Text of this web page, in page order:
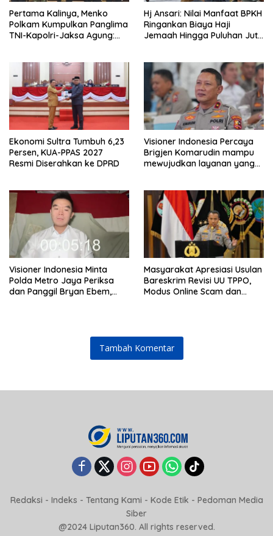
Pertama Kalinya, Menko
Polkam Kumpulkan Panglima
TNI-Kapolri-Jaksa Agung:
Hj Ansari: Nilai Manfaat BPKH
Ringankan Biaya Haji
Jemaah Hingga Puluhan Juta
Ekonomi Sultra Tumbuh 6,23
Persen, KUA-PPAS 2027
Resmi Diserahkan ke DPRD
Visioner Indonesia Percaya
Brigjen Komarudin mampu
mewujudkan layanan yang
Visioner Indonesia Minta
Polda Metro Jaya Periksa
dan Panggil Bryan Ebem,
Masyarakat Apresiasi Usulan
Bareskrim Revisi UU TPPO,
Modus Online Scam dan
Tambah Komentar
Redaksi - Indeks - Tentang Kami - Kode Etik - Pedoman Media
Siber
@2024 Liputan360. All rights reserved.